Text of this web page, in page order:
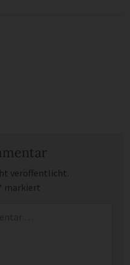
veröffentlicht.
* markiert